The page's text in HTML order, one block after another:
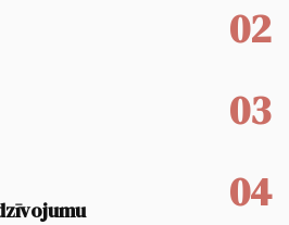
02
03
04